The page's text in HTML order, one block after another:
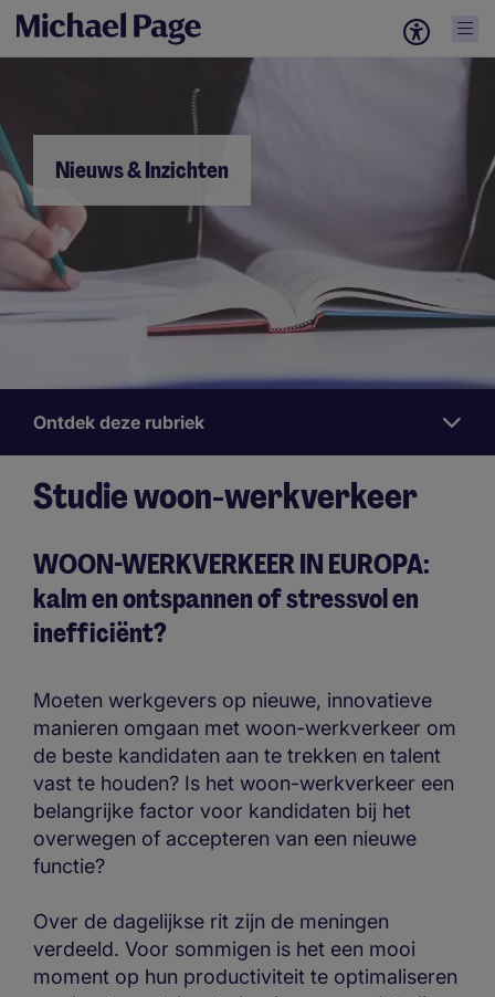
Nieuws & Inzichten
NieuwsOntdek deze rubriek
Studie woon-werkverkeer
WOON-WERKVERKEER IN EUROPA:
kalm en ontspannen of stressvol en
inefficiënt?
Moeten werkgevers op nieuwe, innovatieve
manieren omgaan met woon-werkverkeer om
de beste kandidaten aan te trekken en talent
vast te houden? Is het woon-werkverkeer een
belangrijke factor voor kandidaten bij het
overwegen of accepteren van een nieuwe
functie?
Over de dagelijkse rit zijn de meningen
verdeeld. Voor sommigen is het een mooi
moment op hun productiviteit te optimaliseren